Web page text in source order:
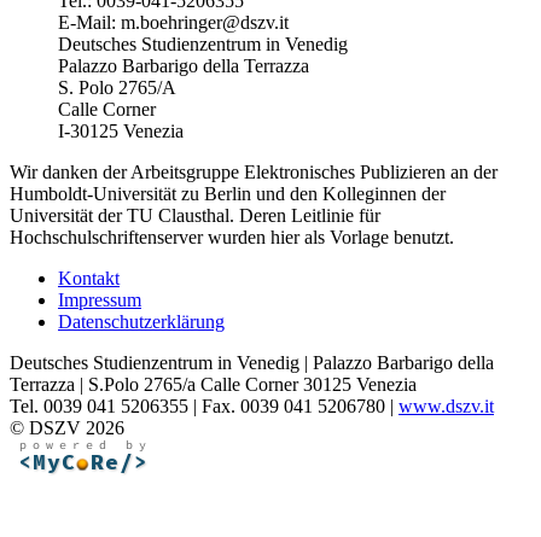
E-Mail: m.boehringer@dszv.it
Deutsches Studienzentrum in Venedig
Palazzo Barbarigo della Terrazza
S. Polo 2765/A
Calle Corner
I-30125 Venezia
Wir danken der Arbeitsgruppe Elektronisches Publizieren an der
Humboldt-Universität zu Berlin und den Kolleginnen der
Universität der TU Clausthal. Deren Leitlinie für
Hochschulschriftenserver wurden hier als Vorlage benutzt.
Kontakt
Impressum
Datenschutzerklärung
Deutsches Studienzentrum in Venedig | Palazzo Barbarigo della
Terrazza | S.Polo 2765/a Calle Corner 30125 Venezia
Tel. 0039 041 5206355 | Fax. 0039 041 5206780 | www.dszv.it
© DSZV 2026